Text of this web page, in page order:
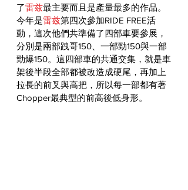
了雷兹最主要而且是產量最多的作品。
今年是雷兹第四次參加RIDE FREE活
動，這次他們共準備了四部車要參展，
分別是兩部跩哥150、一部勁150與一部
勁爆150。這四部車的共通交集，就是車
架後半段全部都被改造成硬尾，再加上
拉長的前叉與高把，所以每一部都有著
Chopper最典型的前高後低身形。